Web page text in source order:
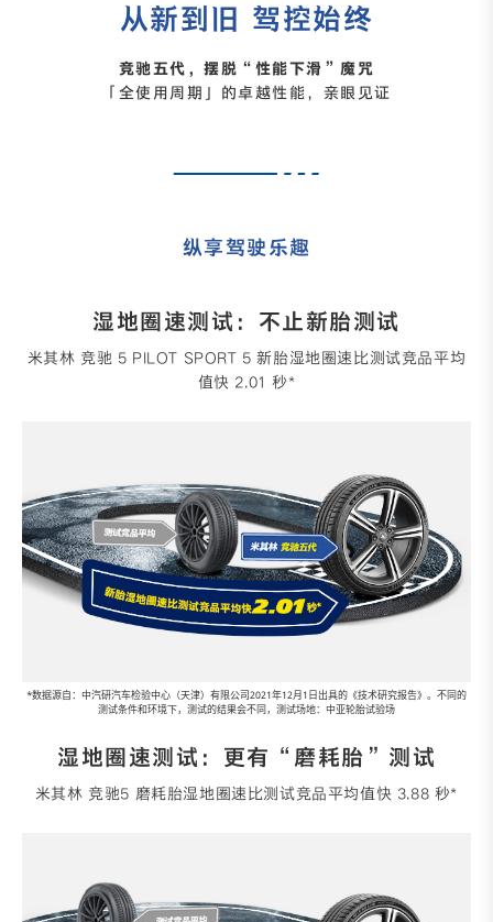
从新到旧 驾控始终
竞驰五代，摆脱“性能下滑”魔咒
「全使用周期」的卓越性能，亲眼见证
纵享驾驶乐趣
*数据源自：中汽研汽车检验中心（天津）有限公司2021年12月1日出具的《技术研究报告》。不同的
测试条件和环境下，测试的结果会不同，测试场地：中亚轮胎试验场
湿地圈速测试：不止新胎测试
米其林 竞驰 5 PILOT SPORT 5 新胎湿地圈速比测试竞品平均
值快 2.01 秒*
湿地圈速测试：更有“磨耗胎”测试
米其林 竞驰5 磨耗胎湿地圈速比测试竞品平均值快 3.88 秒*